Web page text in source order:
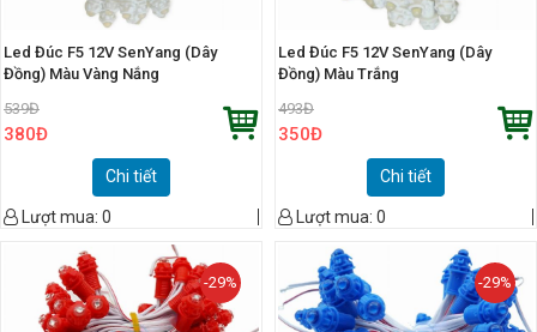
Led Đúc F5 12V SenYang (Dây
Đồng) Màu Vàng Nắng
539Đ
380Đ
Chi tiết
Lượt mua: 0
Led Đúc F5 12V SenYang (Dây
Đồng) Màu Trắng
493Đ
350Đ
Chi tiết
Lượt mua: 0
-29% -29%